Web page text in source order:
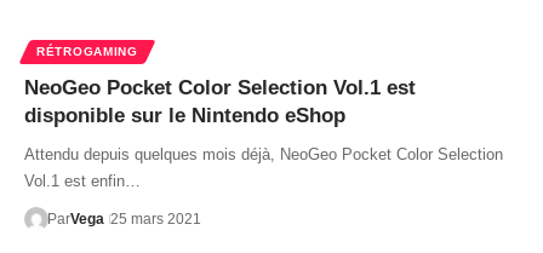
RÉTROGAMING
NeoGeo Pocket Color Selection Vol.1 est
disponible sur le Nintendo eShop
Attendu depuis quelques mois déjà, NeoGeo Pocket Color Selection
Vol.1 est enfin…
ParVega 25 mars 2021